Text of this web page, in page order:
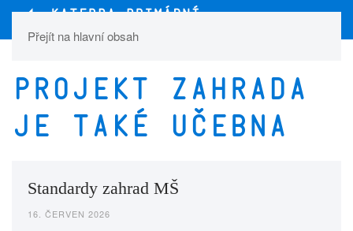
Přejít na hlavní obsah
Projekt Zahrada
je také učebna
Standardy zahrad MŠ
16. ČERVEN 2026